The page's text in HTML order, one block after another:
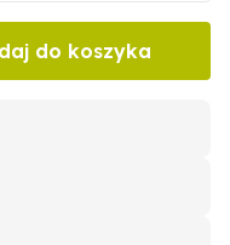
do koszyka